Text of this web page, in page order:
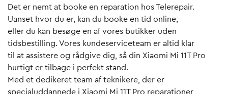
Det er nemt at booke en reparation hos Telerepair.
Uanset hvor du er, kan du booke en tid online,
eller du kan besøge en af vores butikker uden
tidsbestilling. Vores kundeserviceteam er altid klar
til at assistere og rådgive dig, så din Xiaomi Mi 11T Pro
hurtigt er tilbage i perfekt stand.
Med et dedikeret team af teknikere, der er
specialuddannede i Xiaomi Mi 11T Pro reparationer,